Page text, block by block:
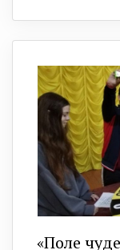
«Поле